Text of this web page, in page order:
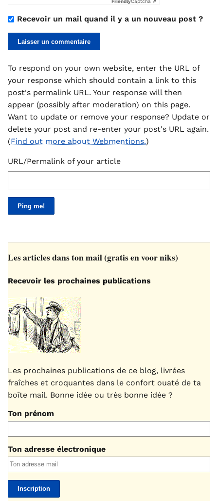
FriendlyCaptcha ⇗
Recevoir un mail quand il y a un nouveau post ?
To respond on your own website, enter the URL of
your response which should contain a link to this
post's permalink URL. Your response will then
appear (possibly after moderation) on this page.
Want to update or remove your response? Update or
delete your post and re-enter your post's URL again.
(Find out more about Webmentions.)
URL/Permalink of your article
Les articles dans ton mail (gratis en voor niks)
Recevoir les prochaines publications
Les prochaines publications de ce blog, livrées
fraîches et croquantes dans le confort ouaté de ta
boîte mail. Bonne idée ou très bonne idée ?
Ton prénom
Ton adresse électronique